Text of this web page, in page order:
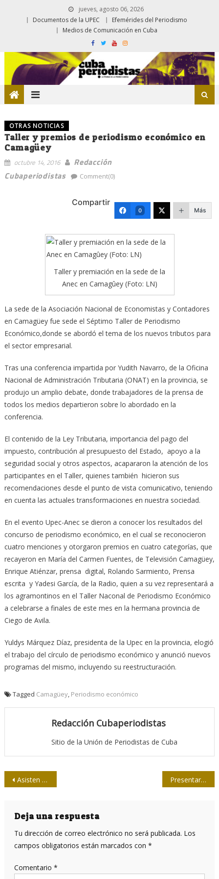
jueves, agosto 06, 2026
Documentos de la UPEC
Efemérides del Periodismo
Medios de Comunicación en Cuba
OTRAS NOTICIAS
Taller y premios de periodismo económico en
Camagüey
octubre 14, 2016
Redacción
Cubaperiodistas
Comment(0)
Compartir
0 Más
Taller y premiación en la sede de la
Anec en Camagûey (Foto: LN)
La sede de la Asociación Nacional de Economistas y Contadores
en Camagüey fue sede el Séptimo Taller de Periodismo
Económico,donde se abordó el tema de los nuevos tributos para
el sector empresarial.
Tras una conferencia impartida por Yudith Navarro, de la Oficina
Nacional de Administración Tributaria (ONAT) en la provincia, se
produjo un amplio debate, donde trabajadores de la prensa de
todos los medios departieron sobre lo abordado en la
conferencia.
El contenido de la Ley Tributaria, importancia del pago del
impuesto, contribución al presupuesto del Estado, apoyo a la
seguridad social y otros aspectos, acapararon la atención de los
participantes en el Taller, quienes también hicieron sus
recomendaciones desde el punto de vista comunicativo, teniendo
en cuenta las actuales transformaciones en nuestra sociedad.
En el evento Upec-Anec se dieron a conocer los resultados del
concurso de periodismo económico, en el cual se reconocieron
cuatro menciones y otorgaron premios en cuatro categorías, que
recayeron en María del Carmen Fuentes, de Televisión Camagüey,
Enrique Atiénzar, prensa digital, Rolando Sarmiento, Prensa
escrita y Yadesi García, de la Radio, quien a su vez representará a
los agramontinos en el Taller Naconal de Periodismo Económico
a celebrarse a finales de este mes en la hermana provincia de
Ciego de Avila.
Yuldys Márquez Díaz, presidenta de la Upec en la provincia, elogió
el trabajo del círculo de periodismo económico y anunció nuevos
programas del mismo, incluyendo su reestructuración.
Tagged Camagüey, Periodismo económico
Redacción Cubaperiodistas
Sitio de la Unión de Periodistas de Cuba
Navegación
entradas
Asisten Raúl y el Primer Ministro de Argelia a firma de acuerdo Presentarán libros sobre periodismo audiovisual
Deja una respuesta
Tu dirección de correo electrónico no será publicada. Los
campos obligatorios están marcados con *
Comentario *